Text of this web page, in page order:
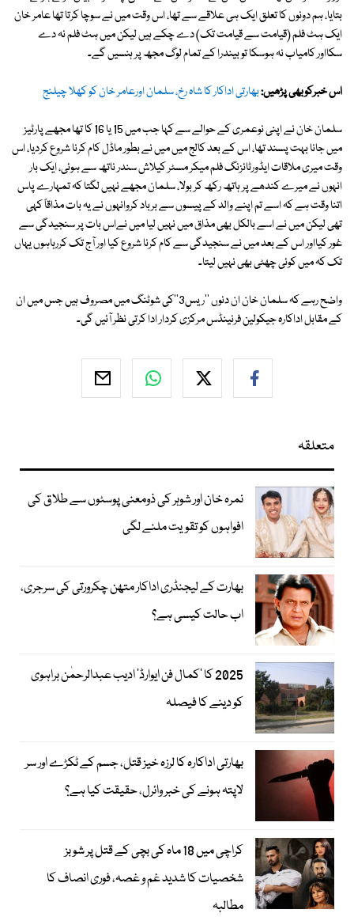
بتایا، ہم دونوں کا تعلق ایک ہی علاقے سے تھا، اس وقت میں نے سوچا کرتا تھا عامر خان
ایک ہٹ فلم (قیامت سے قیامت تک) دے چکے ہیں لیکن میں ہٹ فلم نہ دے
سکااور کامیاب نہ ہوسکا تو بیندرا کے تمام لوگ مجھ پر ہنسیں گے۔
اس خبرکوبھی پڑھیں:بھارتی اداکار کا شاہ رخ، سلمان اورعامر خان کو کھلا چیلنج
سلمان خان نے اپنی نوعمری کے حوالے سے کہا جب میں 15 یا 16 کا تھا مجھے پارٹیز
میں جانا بہت پسند تھا، اس کے بعد کالج میں میں نے بطور ماڈل کام کرنا شروع کردیا، اس
وقت میری ملاقات ایڈورٹائزنگ فلم میکر مسٹر کیلاش سندر ناتھ سے ہوئی، ایک بار
انہوں نے میرے کندھے پر ہاتھ رکھ کر بولا، سلمان مجھے نہیں لگتا کہ تمہارے پاس
اتنا وقت ہے کہ اسے تم اپنے والد کے پیسوں سے برباد کروانہوں نے یہ بات مذاقاً کہی
تھی لیکن میں نے اسے بالکل بھی مذاق میں نہیں لیا میں نےاس بات پر سنجیدگی سے
غور کیااور اس کے بعد میں نے سنجیدگی سے کام کرنا شروع کیا اور آج تک کررہاہوں یہاں
تک کہ میں کوئی چھٹی بھی نہیں لیتا۔
واضح رہے کہ سلمان خان ان دنوں ''ریس3''کی شوٹنگ میں مصروف ہیں جس میں ان
کے مقابل اداکارہ جیکولین فرنینڈس مرکزی کردار ادا کرتی نظر آئیں گی۔
متعلقہ
نمرہ خان اور شوہر کی ذومعنی پوسٹوں سے طلاق کی
افواہوں کو تقویت ملنے لگی
بھارت کے لیجنڈری اداکار متھن چکرورتی کی سرجری،
اب حالت کیسی ہے؟
2025 کا ’کمال فن ایوارڈ‘ ادیب عبدالرحمٰن براہوی
کو دینے کا فیصلہ
بھارتی اداکارہ کا لرزہ خیز قتل، جسم کے ٹکڑے اور سر
لاپتہ ہونے کی خبر وائرل، حقیقت کیا ہے؟
کراچی میں 18 ماہ کی بچی کے قتل پر شوبز
شخصیات کا شدید غم و غصہ، فوری انصاف کا
مطالبہ